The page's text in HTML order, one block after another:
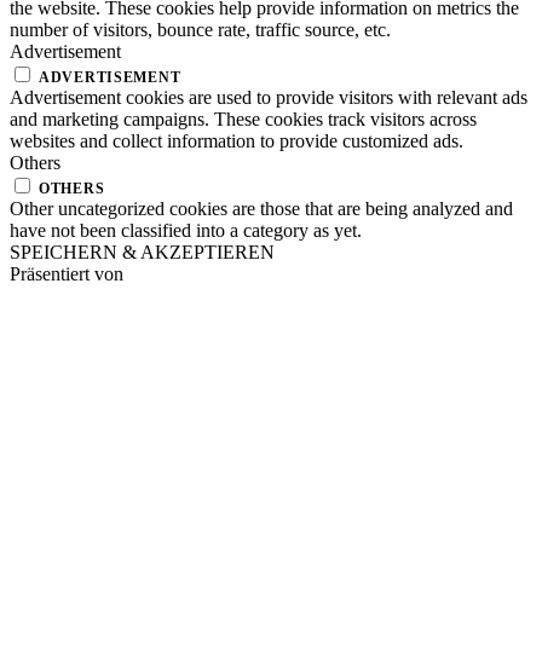
the website. These cookies help provide information on metrics the
number of visitors, bounce rate, traffic source, etc.
Advertisement
ADVERTISEMENT
Advertisement cookies are used to provide visitors with relevant ads
and marketing campaigns. These cookies track visitors across
websites and collect information to provide customized ads.
Others
OTHERS
Other uncategorized cookies are those that are being analyzed and
have not been classified into a category as yet.
SPEICHERN & AKZEPTIEREN
Präsentiert von